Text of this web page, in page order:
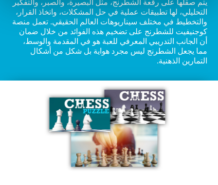
يتم صقلها على رقعة الشطرنج، مثل البصيرة، والصبر، والتفكير
التحليلي، لها تطبيقات عملية في حل المشكلات، واتخاذ القرار،
والتخطيط في مختلف سيناريوهات العالم الحقيقي. تعمل منصة
كوجنيفيت للشطرنج على تضخيم هذه الفوائد من خلال ضمان
أن الجانب التدريبي المعرفي للعبة هو في المقدمة والوسط،
مما يجعل الشطرنج ليس مجرد هواية بل شكل من أشكال
التمارين الذهنية.